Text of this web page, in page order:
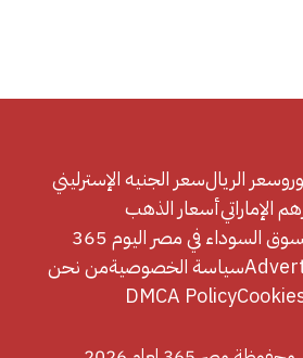
سعر الريالسعر الجنيه الإسترليني
الإماراتيأسعار الذهب
السوداء في مصر اليوم 365
سياسة الخصوصيةمن نحن
DMCA Policy